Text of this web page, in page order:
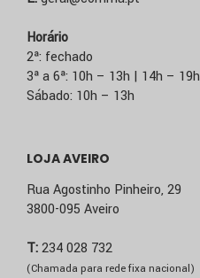
Horário
2ª: fechado
3ª a 6ª: 10h – 13h | 14h – 19h
Sábado: 10h – 13h
LOJA AVEIRO
Rua Agostinho Pinheiro, 29
3800-095 Aveiro
T:234 028 732
(Chamada para rede fixa nacional)